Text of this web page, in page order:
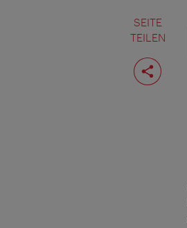
SEITE
TEILEN
Seite
teilen